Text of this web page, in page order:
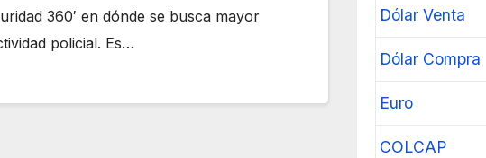
360′ en dónde se busca mayor
policial. Es…
Dólar Venta
Dólar Compra
Euro
COLCAP